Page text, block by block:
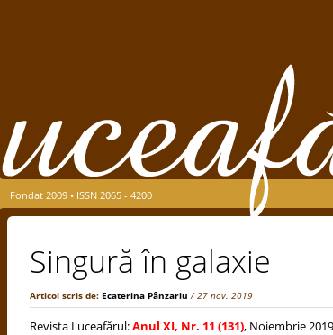
Fondat 2009 • ISSN 2065 - 4200
Singură în galaxie
Articol scris de: Ecaterina Pânzariu / 27 nov. 2019
Revista Luceafărul:Anul XI, Nr. 11 (131), Noiembrie 2019